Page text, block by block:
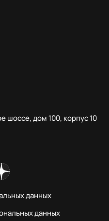
шоссе, дом 100, корпус 10
данных
данных